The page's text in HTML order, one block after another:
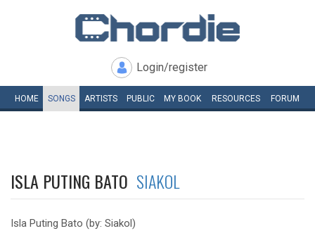
Login/register
HOME SONGS ARTISTS PUBLIC MY BOOK RESOURCES FORUM
ISLA PUTING BATO SIAKOL
Isla Puting Bato (by: Siakol)